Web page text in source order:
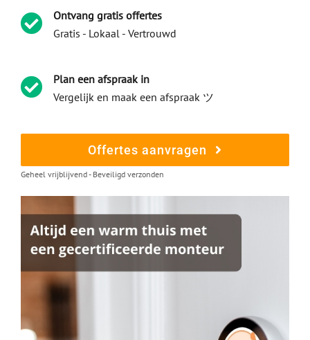
Ontvang gratis offertes
Gratis - Lokaal - Vertrouwd
Plan een afspraak in
Vergelijk en maak een afspraak ツ
Offertes aanvragen
Geheel vrijblijvend - Beveiligd verzonden